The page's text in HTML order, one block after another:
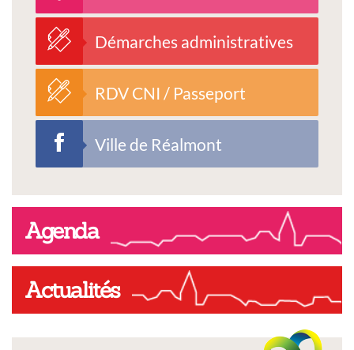
Démarches administratives
RDV CNI / Passeport
Ville de Réalmont
Agenda
Actualités